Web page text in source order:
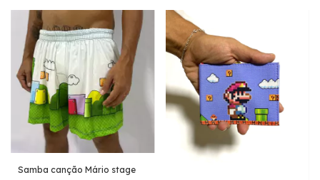
Samba canção Mário stage